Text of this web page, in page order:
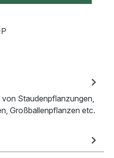
Staudenpflanzungen,
Großballenpflanzen etc.